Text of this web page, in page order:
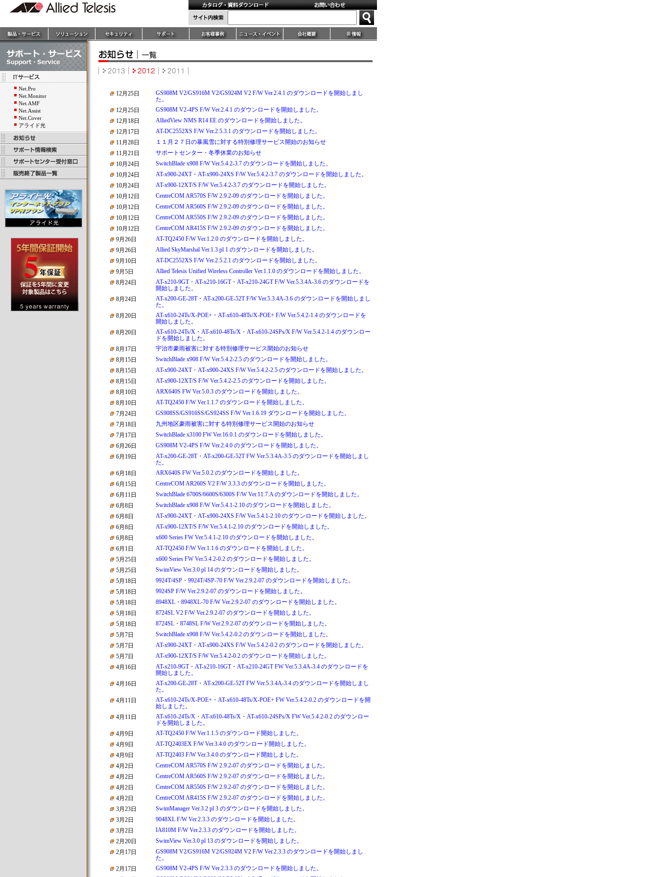
Net.Pro
Net.Monitor
Net.AMF
Net.Assist
Net.Cover
アライド光
12月25日
GS908M V2/GS916M V2/GS924M V2 F/W Ver.2.4.1 のダウンロードを開始しまし
た。
12月25日
GS908M V2-4PS F/W Ver.2.4.1 のダウンロードを開始しました。
12月18日
AlliedView NMS R14 EE のダウンロードを開始しました。
12月17日
AT-DC2552XS F/W Ver.2.5.3.1 のダウンロードを開始しました。
11月28日
１１月２７日の暴風雪に対する特別修理サービス開始のお知らせ
11月21日
サポートセンター・冬季休業のお知らせ
10月24日
SwitchBlade x908 F/W Ver.5.4.2-3.7 のダウンロードを開始しました。
10月24日
AT-x900-24XT・AT-x900-24XS F/W Ver.5.4.2-3.7 のダウンロードを開始しました。
10月24日
AT-x900-12XT/S F/W Ver.5.4.2-3.7 のダウンロードを開始しました。
10月12日
CentreCOM AR570S F/W 2.9.2-09 のダウンロードを開始しました。
10月12日
CentreCOM AR560S F/W 2.9.2-09 のダウンロードを開始しました。
10月12日
CentreCOM AR550S F/W 2.9.2-09 のダウンロードを開始しました。
10月12日
CentreCOM AR415S F/W 2.9.2-09 のダウンロードを開始しました。
9月26日
AT-TQ2450 F/W Ver.1.2.0 のダウンロードを開始しました。
9月26日
Allied SkyMarshal Ver.1.3 pl 1 のダウンロードを開始しました。
9月10日
AT-DC2552XS F/W Ver.2.5.2.1 のダウンロードを開始しました。
9月5日
Allied Telesis Unified Wireless Controller Ver.1.1.0 のダウンロードを開始しました。
8月24日
AT-x210-9GT・AT-x210-16GT・AT-x210-24GT F/W Ver.5.3.4A-3.6 のダウンロードを
開始しました。
8月24日
AT-x200-GE-28T・AT-x200-GE-52T F/W Ver.5.3.4A-3.6 のダウンロードを開始しまし
た。
8月20日
AT-x610-24Ts/X-POE+・AT-x610-48Ts/X-POE+ F/W Ver.5.4.2-1.4 のダウンロードを
開始しました。
8月20日
AT-x610-24Ts/X・AT-x610-48Ts/X・AT-x610-24SPs/X F/W Ver.5.4.2-1.4 のダウンロー
ドを開始しました。
8月17日
宇治市豪雨被害に対する特別修理サービス開始のお知らせ
8月15日
SwitchBlade x908 F/W Ver.5.4.2-2.5 のダウンロードを開始しました。
8月15日
AT-x900-24XT・AT-x900-24XS F/W Ver.5.4.2-2.5 のダウンロードを開始しました。
8月15日
AT-x900-12XT/S F/W Ver.5.4.2-2.5 のダウンロードを開始しました。
8月10日
ARX640S FW Ver.5.0.3 のダウンロードを開始しました。
8月10日
AT-TQ2450 F/W Ver.1.1.7 のダウンロードを開始しました。
7月24日
GS908SS/GS916SS/GS924SS F/W Ver.1.6.19 ダウンロードを開始しました。
7月18日
九州地区豪雨被害に対する特別修理サービス開始のお知らせ
7月17日
SwitchBlade x3100 FW Ver.16.0.1 のダウンロードを開始しました。
6月26日
GS908M V2-4PS F/W Ver.2.4.0 のダウンロードを開始しました。
6月19日
AT-x200-GE-28T・AT-x200-GE-52T FW Ver.5.3.4A-3.5 のダウンロードを開始しまし
た。
6月18日
ARX640S FW Ver.5.0.2 のダウンロードを開始しました。
6月15日
CentreCOM AR260S V2 F/W 3.3.3 のダウンロードを開始しました。
6月11日
SwitchBlade 6700S/6600S/6300S F/W Ver.11.7.A のダウンロードを開始しました。
6月8日
SwitchBlade x908 F/W Ver.5.4.1-2.10 のダウンロードを開始しました。
6月8日
AT-x900-24XT・AT-x900-24XS F/W Ver.5.4.1-2.10 のダウンロードを開始しました。
6月8日
AT-x900-12XT/S F/W Ver.5.4.1-2.10 のダウンロードを開始しました。
6月8日
x600 Series FW Ver.5.4.1-2.10 のダウンロードを開始しました。
6月1日
AT-TQ2450 F/W Ver.1.1.6 のダウンロードを開始しました。
5月25日
x600 Series FW Ver.5.4.2-0.2 のダウンロードを開始しました。
5月25日
SwimView Ver.3.0 pl 14 のダウンロードを開始しました。
5月18日
9924T/4SP・9924T/4SP-70 F/W Ver.2.9.2-07 のダウンロードを開始しました。
5月18日
9924SP F/W Ver.2.9.2-07 のダウンロードを開始しました。
5月18日
8948XL・8948XL-70 F/W Ver.2.9.2-07 のダウンロードを開始しました。
5月18日
8724SL V2 F/W Ver.2.9.2-07 のダウンロードを開始しました。
5月18日
8724SL・8748SL F/W Ver.2.9.2-07 のダウンロードを開始しました。
5月7日
SwitchBlade x908 F/W Ver.5.4.2-0.2 のダウンロードを開始しました。
5月7日
AT-x900-24XT・AT-x900-24XS F/W Ver.5.4.2-0.2 のダウンロードを開始しました。
5月7日
AT-x900-12XT/S F/W Ver.5.4.2-0.2 のダウンロードを開始しました。
4月16日
AT-x210-9GT・AT-x210-16GT・AT-x210-24GT FW Ver.5.3.4A-3.4 のダウンロードを
開始しました。
4月16日
AT-x200-GE-28T・AT-x200-GE-52T FW Ver.5.3.4A-3.4 のダウンロードを開始しまし
た。
4月11日
AT-x610-24Ts/X-POE+・AT-x610-48Ts/X-POE+ FW Ver.5.4.2-0.2 のダウンロードを開
始しました。
4月11日
AT-x610-24Ts/X・AT-x610-48Ts/X・AT-x610-24SPs/X FW Ver.5.4.2-0.2 のダウンロー
ドを開始しました。
4月9日
AT-TQ2450 F/W Ver.1.1.5 のダウンロード開始しました。
4月9日
AT-TQ2403EX F/W Ver.3.4.0 のダウンロード開始しました。
4月9日
AT-TQ2403 F/W Ver.3.4.0 のダウンロード開始しました。
4月2日
CentreCOM AR570S F/W 2.9.2-07 のダウンロードを開始しました。
4月2日
CentreCOM AR560S F/W 2.9.2-07 のダウンロードを開始しました。
4月2日
CentreCOM AR550S F/W 2.9.2-07 のダウンロードを開始しました。
4月2日
CentreCOM AR415S F/W 2.9.2-07 のダウンロードを開始しました。
3月23日
SwimManager Ver.3.2 pl 3 のダウンロードを開始しました。
3月2日
9048XL F/W Ver.2.3.3 のダウンロードを開始しました。
3月2日
IA810M F/W Ver.2.3.3 のダウンロードを開始しました。
2月20日
SwimView Ver.3.0 pl 13 のダウンロードを開始しました。
2月17日
GS908M V2/GS916M V2/GS924M V2 F/W Ver.2.3.3 のダウンロードを開始しまし
た。
2月17日
GS908M V2-4PS F/W Ver.2.3.3 のダウンロードを開始しました。